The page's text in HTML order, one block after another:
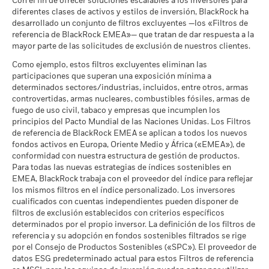
Las cifras mostradas hacen referencia a rentabilidades
pasadas. La rentabilidad pasada no es un indicador fiable de
la rentabilidad futura. Los mercados podrían evolucionar de
cómo se ha gestionado el fondo en el pasado
La rentabilidad se muestra tomando como base el Valor
Liquidativo (VL), con reinversión de los ingresos brutos
cuando corresponda. La rentabilidad de su inversión puede
aumentar o disminuir como resultado de las fluctuaciones del
valor de las divisas si su inversión se realiza en una divisa
distinta de la utilizada para el cálculo de la rentabilidad
pasada. Fuente: Blackrock
Favorable
Lo que puede recibir una vez deducidos los
Rendimiento medio cada año
El escenario de tensión muestra lo que usted podría recibir en
circunstancias extremas de los mercados.
a 17 jul 2026
Clasificación Global de
Fondos de Lipper
a 17 jul 2026
Bond Asia Pacific HC
Intensidad Media Ponderada
de Exposición al Carbono de
MSCI (toneladas de
emisiones de CO2 / millón de
$ en ventas)
a 17 jul 2026
Porcentaje de Cobertura ESG
de MSCI
a 17 jul 2026
69,29
Puntuación de Calidad ESG
de MSCI - Percentil entre
Empresas Similares
a 17 jul 2026
Fondos en Grupo de
Características Similares
a 17 jul 2026
145
Porcentaje de Cobertura de la
65,23
cumplen lo establecido en el
Pacto Mundial de las
Naciones Unidas
a 30 jun 2026
a 30 jun 2026
MSCI - Arenas Bituminosas
a 30 jun 2026
0,00%
Cobertura de Implicación
Empresarial
a 30 jun 2026
57,42%
Porcentaje del Fondo no
cubierto
a 30 jun 2026
42,55%
Las exposiciones a Implicación Empresarial de BlackRock
indicadas anteriormente para Carbón Térmico y Arenas
Bituminosas se calculan y notifican para aquellas empresas
diferentes clases de activos y estilos de inversión, BlackRock ha
desarrollado un conjunto de filtros excluyentes —los «Filtros de
referencia de BlackRock EMEA»— que tratan de dar respuesta a la
mayor parte de las solicitudes de exclusión de nuestros clientes.
Como ejemplo, estos filtros excluyentes eliminan las
participaciones que superan una exposición mínima a
determinados sectores/industrias, incluidos, entre otros, armas
controvertidas, armas nucleares, combustibles fósiles, armas de
fuego de uso civil, tabaco y empresas que incumplen los
principios del Pacto Mundial de las Naciones Unidas. Los Filtros
de referencia de BlackRock EMEA se aplican a todos los nuevos
fondos activos en Europa, Oriente Medio y África («EMEA»), de
conformidad con nuestra estructura de gestión de productos.
Para todas las nuevas estrategias de índices sostenibles en
EMEA, BlackRock trabaja con el proveedor del índice para reflejar
los mismos filtros en el índice personalizado. Los inversores
cualificados con cuentas independientes pueden disponer de
filtros de exclusión establecidos con criterios específicos
determinados por el propio inversor. La definición de los filtros de
referencia y su adopción en fondos sostenibles filtrados se rige
por el Consejo de Productos Sostenibles («SPC»). El proveedor de
datos ESG predeterminado actual para estos Filtros de referencia